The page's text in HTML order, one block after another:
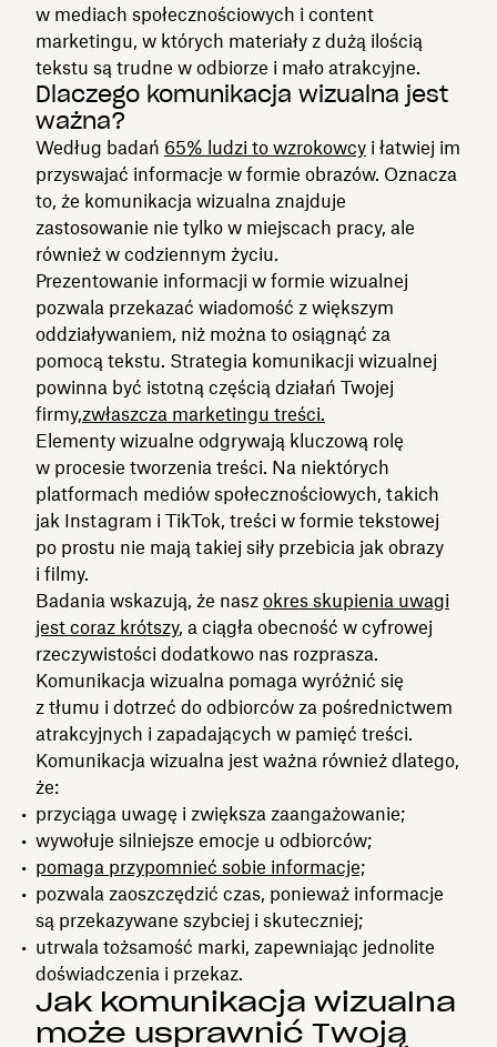
w mediach społecznościowych i content
marketingu, w których materiały z dużą ilością
tekstu są trudne w odbiorze i mało atrakcyjne.
Dlaczego komunikacja wizualna jest
ważna?
Według badań 65% ludzi to wzrokowcy i łatwiej im
przyswajać informacje w formie obrazów. Oznacza
to, że komunikacja wizualna znajduje
zastosowanie nie tylko w miejscach pracy, ale
również w codziennym życiu.
Prezentowanie informacji w formie wizualnej
pozwala przekazać wiadomość z większym
oddziaływaniem, niż można to osiągnąć za
pomocą tekstu. Strategia komunikacji wizualnej
powinna być istotną częścią działań Twojej
firmy,zwłaszcza marketingu treści.
Elementy wizualne odgrywają kluczową rolę
w procesie tworzenia treści. Na niektórych
platformach mediów społecznościowych, takich
jak Instagram i TikTok, treści w formie tekstowej
po prostu nie mają takiej siły przebicia jak obrazy
i filmy.
Badania wskazują, że nasz okres skupienia uwagi
jest coraz krótszy, a ciągła obecność w cyfrowej
rzeczywistości dodatkowo nas rozprasza.
Komunikacja wizualna pomaga wyróżnić się
z tłumu i dotrzeć do odbiorców za pośrednictwem
atrakcyjnych i zapadających w pamięć treści.
Komunikacja wizualna jest ważna również dlatego,
że:
przyciąga uwagę i zwiększa zaangażowanie;
wywołuje silniejsze emocje u odbiorców;
pomaga przypomnieć sobie informacje;
pozwala zaoszczędzić czas, ponieważ informacje
są przekazywane szybciej i skuteczniej;
utrwala tożsamość marki, zapewniając jednolite
doświadczenia i przekaz.
Jak komunikacja wizualna
może usprawnić Twoją